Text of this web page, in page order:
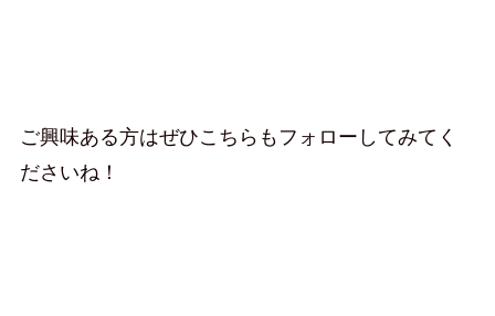
ご興味ある方はぜひこちらもフォローしてみてく
ださいね！